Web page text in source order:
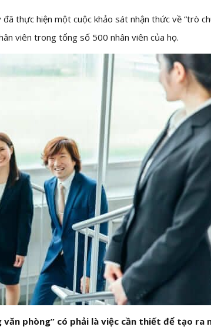
thực hiện một cuộc khảo sát nhận thức về “trò
viên trong tổng số 500 nhân viên của họ.
phòng” có phải là việc cần thiết để tạo ra